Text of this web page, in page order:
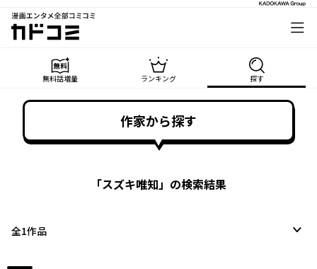
漫画エンタメ全部コミコミ
カドコミ
無料話増量 ランキング 探す
作家から探す
「スズキ唯知」の検索結果
全1作品